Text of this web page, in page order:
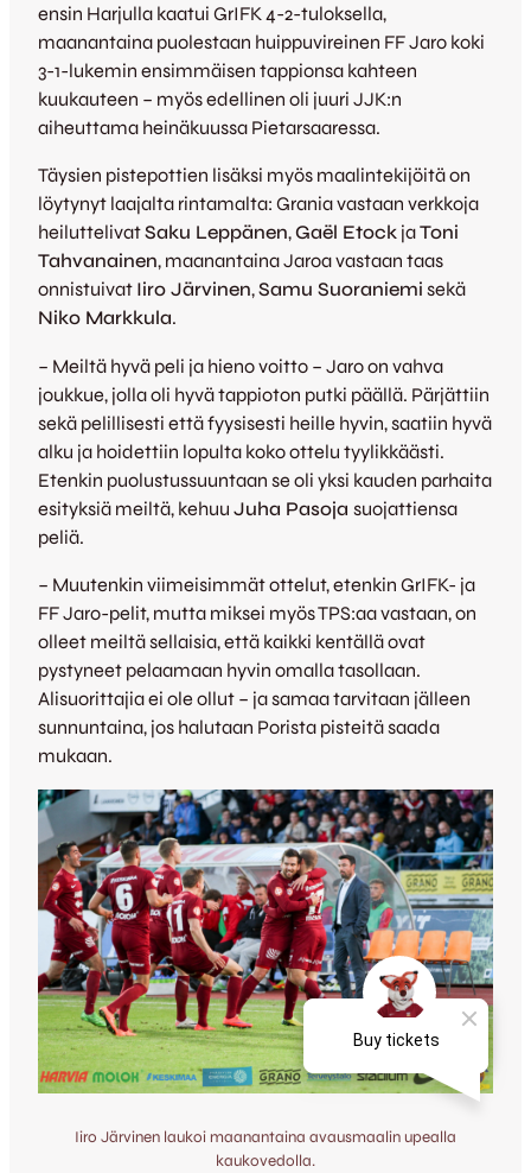
ensin Harjulla kaatui GrIFK 4-2-tuloksella,
maanantaina puolestaan huippuvireinen FF Jaro koki
3-1-lukemin ensimmäisen tappionsa kahteen
kuukauteen – myös edellinen oli juuri JJK:n
aiheuttama heinäkuussa Pietarsaaressa.
Täysien pistepottien lisäksi myös maalintekijöitä on
löytynyt laajalta rintamalta: Grania vastaan verkkoja
heiluttelivatSaku Leppänen,Gaël Etock jaToni
Tahvanainen, maanantaina Jaroa vastaan taas
onnistuivat Iiro Järvinen,Samu Suoraniemi sekä
Niko Markkula.
– Meiltä hyvä peli ja hieno voitto – Jaro on vahva
joukkue, jolla oli hyvä tappioton putki päällä. Pärjättiin
sekä pelillisesti että fyysisesti heille hyvin, saatiin hyvä
alku ja hoidettiin lopulta koko ottelu tyylikkäästi.
Etenkin puolustussuuntaan se oli yksi kauden parhaita
esityksiä meiltä, kehuu Juha Pasoja suojattiensa
peliä.
– Muutenkin viimeisimmät ottelut, etenkin GrIFK- ja
FF Jaro-pelit, mutta miksei myös TPS:aa vastaan, on
olleet meiltä sellaisia, että kaikki kentällä ovat
pystyneet pelaamaan hyvin omalla tasollaan.
Alisuorittajia ei ole ollut – ja samaa tarvitaan jälleen
sunnuntaina, jos halutaan Porista pisteitä saada
mukaan.
Iiro Järvinen laukoi maanantaina avausmaalin upealla
kaukovedolla.